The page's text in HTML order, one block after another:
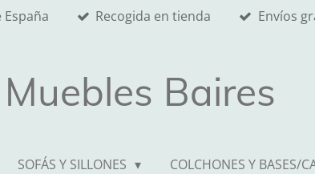
Recogida en tienda Envíos
Muebles Baires
SOFÁS Y SILLONES COLCHONES Y BASES/